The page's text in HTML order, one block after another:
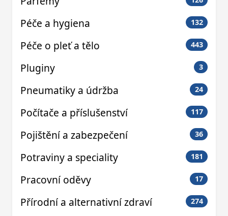
Péče a hygiena 132
Péče o pleť a tělo 443
Pluginy 3
Pneumatiky a údržba 24
Počítače a příslušenství 117
Pojištění a zabezpečení 36
Potraviny a speciality 181
Pracovní oděvy 17
Přírodní a alternativní zdraví 274